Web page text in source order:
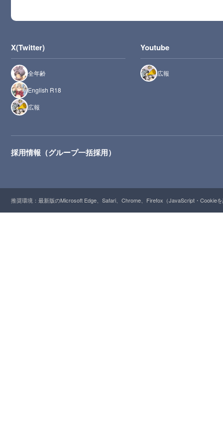
X(Twitter)
全年齢
English R18
広報
Youtube
広報
採用情報（グループ一括採用）
推奨環境：最新版のMicrosoft Edge、Safari、Chrome、Firefox（JavaScript・Cookie